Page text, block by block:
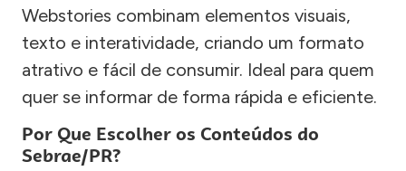
Webstories combinam elementos visuais,
texto e interatividade, criando um formato
atrativo e fácil de consumir. Ideal para quem
quer se informar de forma rápida e eficiente.
Por Que Escolher os Conteúdos do
Sebrae/PR?